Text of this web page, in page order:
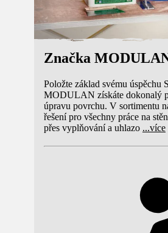
Značka
Položte základ svému úspěchu
MODULAN získáte dokonalý
úpravu povrchu. V sortimentu
řešení pro všechny práce na
přes vyplňování a uhlazo ...více